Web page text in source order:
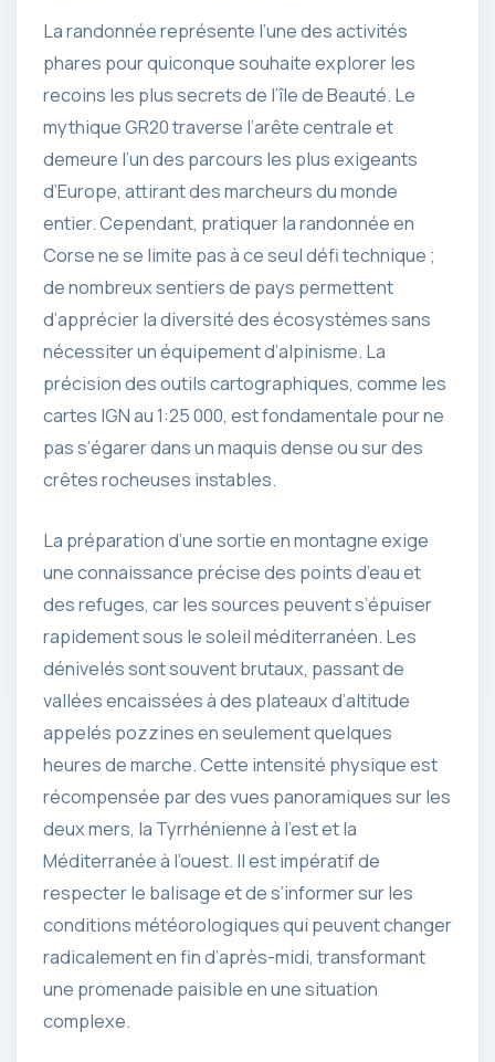
La randonnée représente l’une des activités
phares pour quiconque souhaite explorer les
recoins les plus secrets de l’île de Beauté. Le
mythique GR20 traverse l’arête centrale et
demeure l’un des parcours les plus exigeants
d’Europe, attirant des marcheurs du monde
entier. Cependant, pratiquer la randonnée en
Corse ne se limite pas à ce seul défi technique ;
de nombreux sentiers de pays permettent
d’apprécier la diversité des écosystèmes sans
nécessiter un équipement d’alpinisme. La
précision des outils cartographiques, comme les
cartes IGN au 1:25 000, est fondamentale pour ne
pas s’égarer dans un maquis dense ou sur des
crêtes rocheuses instables.
La préparation d’une sortie en montagne exige
une connaissance précise des points d’eau et
des refuges, car les sources peuvent s’épuiser
rapidement sous le soleil méditerranéen. Les
dénivelés sont souvent brutaux, passant de
vallées encaissées à des plateaux d’altitude
appelés pozzines en seulement quelques
heures de marche. Cette intensité physique est
récompensée par des vues panoramiques sur les
deux mers, la Tyrrhénienne à l’est et la
Méditerranée à l’ouest. Il est impératif de
respecter le balisage et de s’informer sur les
conditions météorologiques qui peuvent changer
radicalement en fin d’après-midi, transformant
une promenade paisible en une situation
complexe.